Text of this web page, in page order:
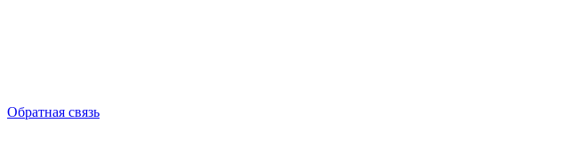
Обратная связь